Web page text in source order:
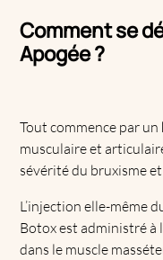
Comment se
Apogée ?
Tout commence par un
musculaire et
sévérité du bruxisme
L’injection elle-même
Botox est administré à
dans le muscle